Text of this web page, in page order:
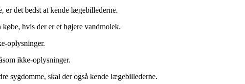
det bedst at kende lægebillederne.
hvis der er et højere vandmolek.
oplysninger.
ikke-oplysninger.
sygdomme, skal der også kende lægebillederne.